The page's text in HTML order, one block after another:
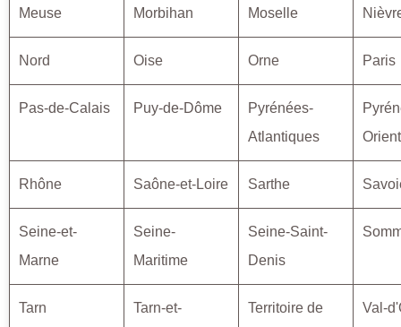
Meuse Morbihan Moselle
Nord Oise Orne Paris
Pas-de-Calais Puy-de-Dôme
Pyrénées-
Atlantiques
Rhône Saône-et-Loire Sarthe
Seine-et-
Marne
Seine-
Maritime
Seine-Saint-
Denis
Tarn
Tarn-et-
Territoire de
Val-